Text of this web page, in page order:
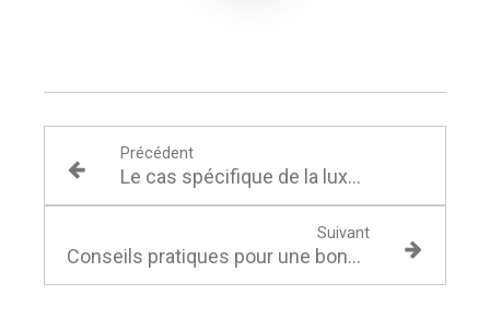
Précédent
Le cas spécifique de la luxation de la mâchoire
Suivant
Conseils pratiques pour une bonne hygiène bucco-dentaire avec un appareil